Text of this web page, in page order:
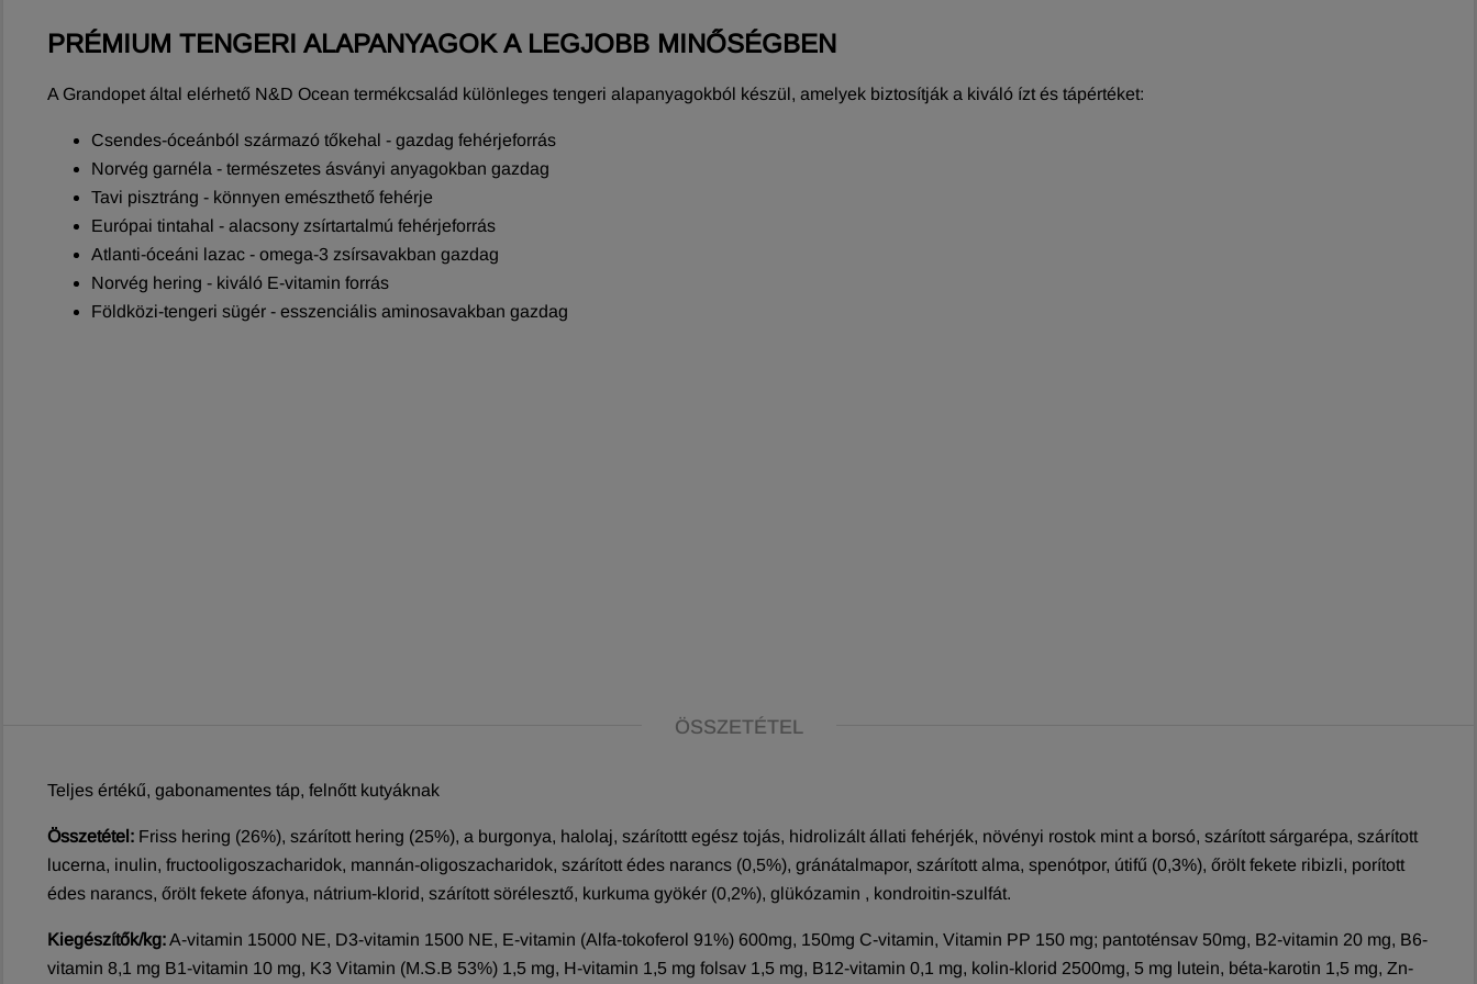
PRÉMIUM TENGERI ALAPANYAGOK A LEGJOBB MINŐSÉGBEN
A Grandopet által elérhető N&D Ocean termékcsalád különleges tengeri alapanyagokból készül, amelyek biztosítják a kiváló ízt és tápértéket:
Csendes-óceánból származó tőkehal - gazdag fehérjeforrás
Norvég garnéla - természetes ásványi anyagokban gazdag
Tavi pisztráng - könnyen emészthető fehérje
Európai tintahal - alacsony zsírtartalmú fehérjeforrás
Atlanti-óceáni lazac - omega-3 zsírsavakban gazdag
Norvég hering - kiváló E-vitamin forrás
Földközi-tengeri sügér - esszenciális aminosavakban gazdag
ÖSSZETÉTEL
Teljes értékű, gabonamentes táp, felnőtt kutyáknak
Összetétel: Friss hering (26%), szárított hering (25%), a burgonya, halolaj, szárítottt egész tojás, hidrolizált állati fehérjék, növényi rostok mint a borsó, szárított sárgarépa, szárított
lucerna, inulin, fructooligoszacharidok, mannán-oligoszacharidok, szárított édes narancs (0,5%), gránátalmapor, szárított alma, spenótpor, útifű (0,3%), őrölt fekete ribizli, porított
édes narancs, őrölt fekete áfonya, nátrium-klorid, szárított sörélesztő, kurkuma gyökér (0,2%), glükózamin , kondroitin-szulfát.
Kiegészítők/kg:A-vitamin 15000 NE, D3-vitamin 1500 NE, E-vitamin (Alfa-tokoferol 91%) 600mg, 150mg C-vitamin, Vitamin PP 150 mg; pantoténsav 50mg, B2-vitamin 20 mg, B6-
vitamin 8,1 mg B1-vitamin 10 mg, K3 Vitamin (M.S.B 53%) 1,5 mg, H-vitamin 1,5 mg folsav 1,5 mg, B12-vitamin 0,1 mg, kolin-klorid 2500mg, 5 mg lutein, béta-karotin 1,5 mg, Zn-